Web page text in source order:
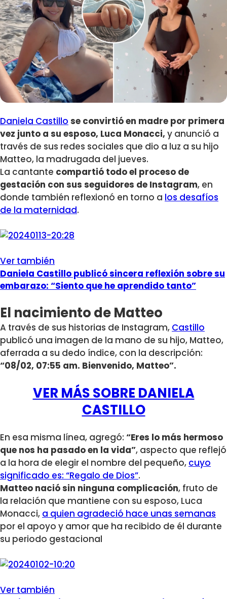
Daniela Castillo se convirtió en madre por primera
vez junto a su esposo, Luca Monacci, y anunció a
través de sus redes sociales que dio a luz a su hijo
Matteo, la madrugada del jueves.
La cantante compartió todo el proceso de
gestación con sus seguidores de Instagram, en
donde también reflexionó en torno a los desafíos
de la maternidad.
Ver también
Daniela Castillo publicó sincera reflexión sobre su
embarazo: “Siento que he aprendido tanto”
El nacimiento de Matteo
A través de sus historias de Instagram, Castillo
publicó una imagen de la mano de su hijo, Matteo,
aferrada a su dedo índice, con la descripción:
“08/02, 07:55 am. Bienvenido, Matteo”.
VER MÁS SOBRE DANIELA
CASTILLO
En esa misma línea, agregó: “Eres lo más hermoso
que nos ha pasado en la vida”, aspecto que reflejó
a la hora de elegir el nombre del pequeño, cuyo
significado es: “Regalo de Dios”.
Matteo nació sin ninguna complicación, fruto de
la relación que mantiene con su esposo, Luca
Monacci, a quien agradeció hace unas semanas
por el apoyo y amor que ha recibido de él durante
su periodo gestacional
Ver también